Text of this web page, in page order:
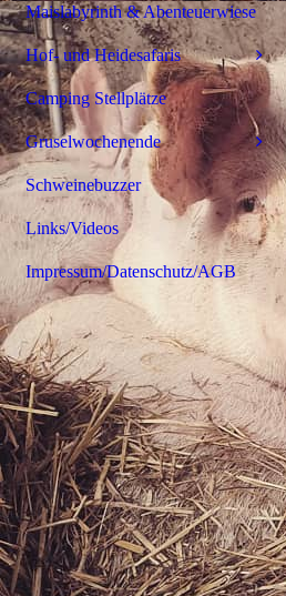
Maislabyrinth & Abenteuerwiese
Hof- und Heidesafaris
Camping Stellplätze
Gruselwochenende
Schweinebuzzer
Links/Videos
Impressum/Datenschutz/AGB